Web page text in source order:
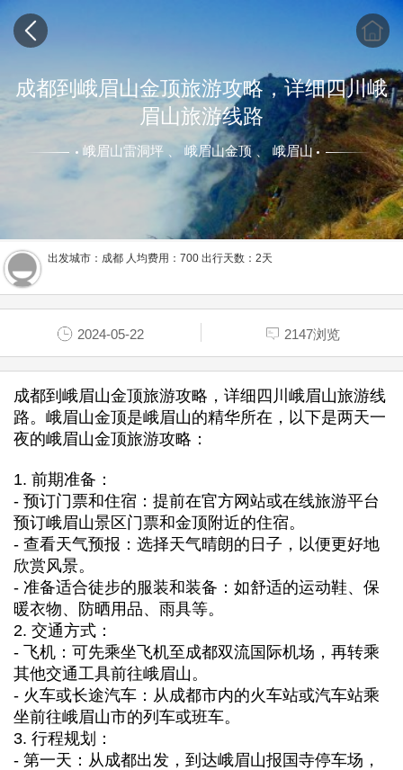
成都到峨眉山金顶旅游攻略，详细四川峨
眉山旅游线路
峨眉山雷洞坪 、 峨眉山金顶 、 峨眉山
出发城市：成都 人均费用：700 出行天数：2天
2024-05-22 2147浏览
成都到峨眉山金顶旅游攻略，详细四川峨眉山旅游线
路。峨眉山金顶是峨眉山的精华所在，以下是两天一
夜的峨眉山金顶旅游攻略：
1. 前期准备：
- 预订门票和住宿：提前在官方网站或在线旅游平台
预订峨眉山景区门票和金顶附近的住宿。
- 查看天气预报：选择天气晴朗的日子，以便更好地
欣赏风景。
- 准备适合徒步的服装和装备：如舒适的运动鞋、保
暖衣物、防晒用品、雨具等。
2. 交通方式：
- 飞机：可先乘坐飞机至成都双流国际机场，再转乘
其他交通工具前往峨眉山。
- 火车或长途汽车：从成都市内的火车站或汽车站乘
坐前往峨眉山市的列车或班车。
3. 行程规划：
- 第一天：从成都出发，到达峨眉山报国寺停车场，